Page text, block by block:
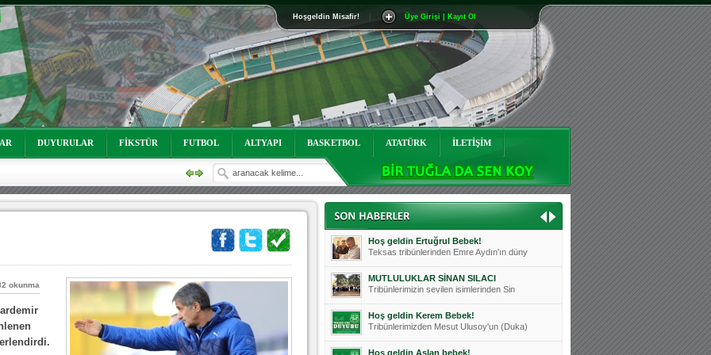
Hoşgeldin Misafir! Üye Girişi | Kayıt Ol
DUYURULAR FİKSTÜR FUTBOL ALTYAPI BASKETBOL ATATÜRK İLETİŞİM
okunma
Mutluluklar Ceyhun Tetik
Teksas tribünlerinin sevilen isimlerinde
Bursasporumuzun önü açılsın is
Teksaslı Bursasporlular Derneği Başkanı
Hoş geldin Alaz Bebek!
Teksas.org sistem yöneticisi, ekibimizin
Hoş geldin Göktuğ Bebek!
Teksas.org ekibimizden ve tribünlerimizi
Hoş geldin Kadir Kağan Bebek!
Teksas tribünlerinden Basri İleri'nin dü
Hoş geldin Ertuğrul Bebek!
Teksas tribünlerinden Emre Aydın'ın düny
MUTLULUKLAR SİNAN SILACI
Tribünlerimizin sevilen isimlerinden Sin
Hoş geldin Kerem Bebek!
Tribünlerimizden Mesut Ulusoy'un (Duka)
Hoş geldin Aslan bebek!